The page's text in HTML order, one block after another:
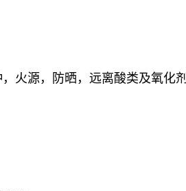
火源，防晒，远离酸类及氧化剂